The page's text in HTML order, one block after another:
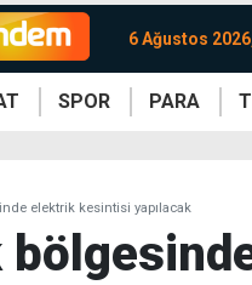
6 Ağustos
SPOR PARA
elektrik kesintisi yapılacak